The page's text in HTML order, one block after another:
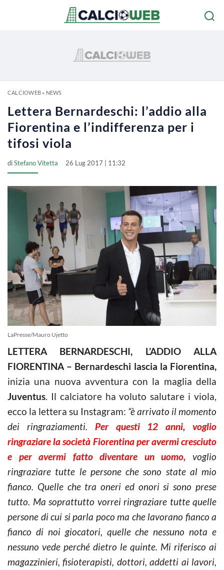
CALCIOWEB» NEWS
Lettera Bernardeschi: l’addio alla
Fiorentina e l’indifferenza per i
tifosi viola
diStefano Vitetta 26 Lug 2017 | 11:32
LaPresse/Mauro Ujetto
LETTERA BERNARDESCHI, L’ADDIO ALLA
FIORENTINA – Bernardeschi lascia la Fiorentina,
inizia una nuova avventura con la maglia della
Juventus. Il calciatore ha voluto salutare i viola,
ecco la lettera su Instagram: “è arrivato il momento
dei ringraziamenti. Per questi 12 anni, voglio
ringraziare la società Fiorentina per avermi cresciuto
e per avermi fatto diventare un uomo,
voglio
ringraziare tutte le persone che sono state al mio
fianco. Quelle che tra oneri ed onori si sono prese
tutto. Ma soprattutto vorrei ringraziare tutte quelle
persone di cui si parla poco ma che lavorano fianco a
fianco di noi giocatori, quelle che nessuno nota e
nessuno vede perché dietro le quinte. Mi riferisco ai
magazzinieri, fisioterapisti, dottori, addetti ai lavori,